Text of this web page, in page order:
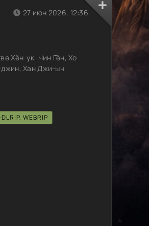
27 июн 2026, 12:36
Хён-ук, Чин Гён, Хо
Хан Джи-ын
WEBRIP